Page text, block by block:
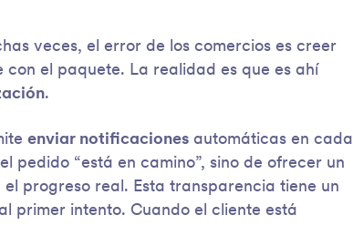
veces, el error de los comercios es creer
el paquete. La realidad es que es ahí
.
enviar notificaciones automáticas en cada
pedido “está en camino”, sino de ofrecer un
progreso real. Esta transparencia tiene un
primer intento. Cuando el cliente está